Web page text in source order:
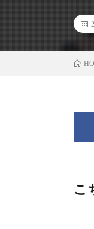
こ